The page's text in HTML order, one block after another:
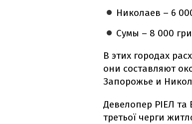
Николаев – 6
Сумы – 8 000
В этих городах
они составляют
Запорожье и
Девелопер РІЕЛ
третьої черги